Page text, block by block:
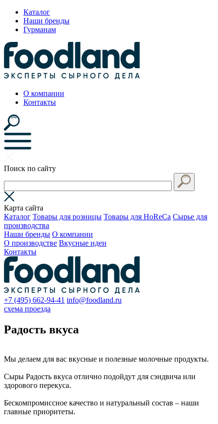
Каталог
Наши бренды
Гурманам
О компании
Контакты
Поиск по сайту
Карта сайта
Каталог Товары для розницы Товары для HoReCa Сырье для
производства
Наши бренды О компании
О производстве Вкусные идеи
Контакты
+7 (495) 662-94-41 info@foodland.ru
схема проезда
Радость вкуса
Мы делаем для вас вкусные и полезные молочные продукты.
Сыры Радость вкуса отлично подойдут для сэндвича или
здорового перекуса.
Бескомпромиссное качество и натуральный состав – наши
главные приоритеты.